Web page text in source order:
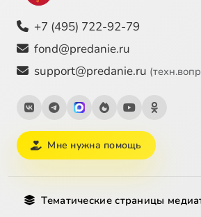
+7 (495) 722-92-79
fond@predanie.ru
support@predanie.ru
Мне нужна помощь
Тематические страницы